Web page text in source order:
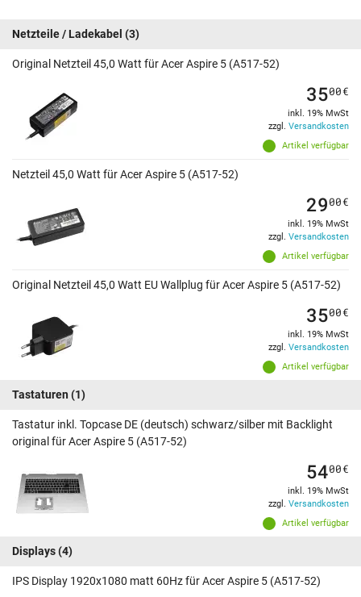
Netzteile / Ladekabel (3)
Original Netzteil 45,0 Watt für Acer Aspire 5 (A517-52)
Artikel verfügbar
3500€
inkl. 19% MwSt
zzgl. Versandkosten
Netzteil 45,0 Watt für Acer Aspire 5 (A517-52)
Artikel verfügbar
2900€
inkl. 19% MwSt
zzgl. Versandkosten
Original Netzteil 45,0 Watt EU Wallplug für Acer Aspire 5 (A517-52)
Artikel verfügbar
3500€
inkl. 19% MwSt
zzgl. Versandkosten
Tastaturen (1)
Tastatur inkl. Topcase DE (deutsch) schwarz/silber mit Backlight
original für Acer Aspire 5 (A517-52)
Artikel verfügbar
5400€
inkl. 19% MwSt
zzgl. Versandkosten
Displays(4)
IPS Display 1920x1080 matt 60Hz für Acer Aspire 5 (A517-52)